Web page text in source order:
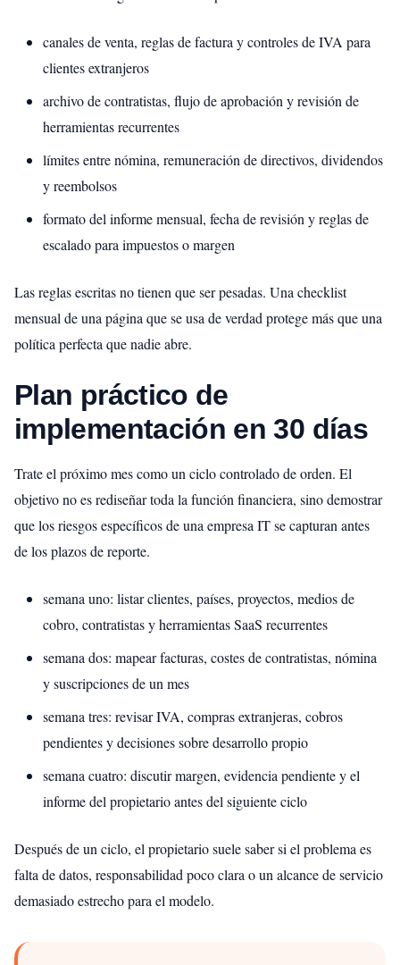
canales de venta, reglas de factura y controles de IVA para
clientes extranjeros
archivo de contratistas, flujo de aprobación y revisión de
herramientas recurrentes
límites entre nómina, remuneración de directivos, dividendos
y reembolsos
formato del informe mensual, fecha de revisión y reglas de
escalado para impuestos o margen
Las reglas escritas no tienen que ser pesadas. Una checklist
mensual de una página que se usa de verdad protege más que una
política perfecta que nadie abre.
Plan práctico de
implementación en 30 días
Trate el próximo mes como un ciclo controlado de orden. El
objetivo no es rediseñar toda la función financiera, sino demostrar
que los riesgos específicos de una empresa IT se capturan antes
de los plazos de reporte.
semana uno: listar clientes, países, proyectos, medios de
cobro, contratistas y herramientas SaaS recurrentes
semana dos: mapear facturas, costes de contratistas, nómina
y suscripciones de un mes
semana tres: revisar IVA, compras extranjeras, cobros
pendientes y decisiones sobre desarrollo propio
semana cuatro: discutir margen, evidencia pendiente y el
informe del propietario antes del siguiente ciclo
Después de un ciclo, el propietario suele saber si el problema es
falta de datos, responsabilidad poco clara o un alcance de servicio
demasiado estrecho para el modelo.